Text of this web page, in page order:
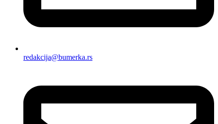
redakcija@bumerka.rs